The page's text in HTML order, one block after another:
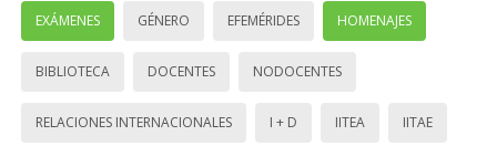
EXÁMENES GÉNERO EFEMÉRIDES HOMENAJES
BIBLIOTECA DOCENTES NODOCENTES
RELACIONES INTERNACIONALES I + D IITEA IITAE